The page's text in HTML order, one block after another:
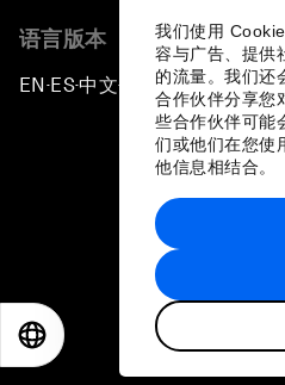
我们使用
容与广告、提供
的流量。我们还
合作伙伴分享您
些合作伙伴可能
们或他们在您使
他信息相结合。
语言版本
EN ▪ES▪中文▪ 日本語
站点
世